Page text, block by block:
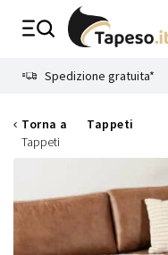
Spedizione gratuita*
Torna a
Tappeti
Tappeti